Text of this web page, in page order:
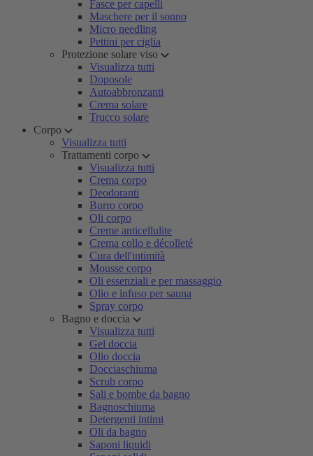
Fasce per capelli
Maschere per il sonno
Micro needling
Pettini per ciglia
Protezione solare viso
Visualizza tutti
Doposole
Autoabbronzanti
Crema solare
Trucco solare
Corpo
Visualizza tutti
Trattamenti corpo
Visualizza tutti
Crema corpo
Deodoranti
Burro corpo
Oli corpo
Creme anticellulite
Crema collo e décolleté
Cura dell'intimità
Mousse corpo
Oli essenziali e per massaggio
Olio e infuso per sauna
Spray corpo
Bagno e doccia
Visualizza tutti
Gel doccia
Olio doccia
Docciaschiuma
Scrub corpo
Sali e bombe da bagno
Bagnoschiuma
Detergenti intimi
Oli da bagno
Saponi liquidi